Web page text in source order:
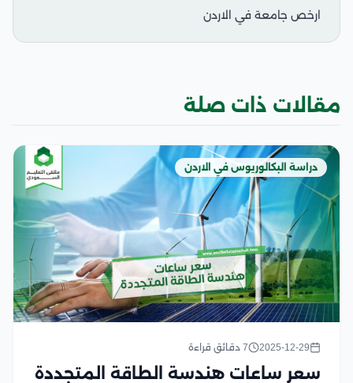
ارخص جامعة في الاردن
مقالات ذات صلة
دراسة البكالوريوس في الاردن
2025-12-29 7 دقائق قراءة
سعر ساعات هندسة الطاقة المتجددة